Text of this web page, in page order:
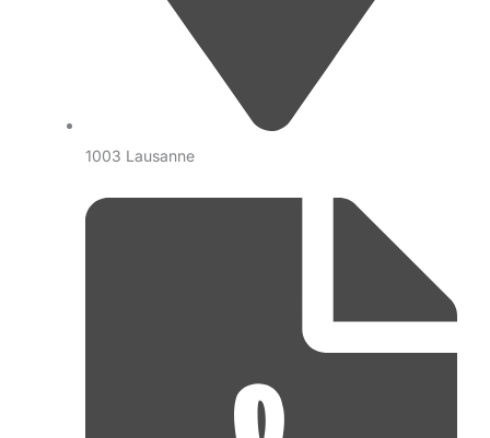
1003 Lausanne